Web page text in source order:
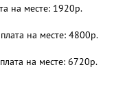
на месте: 1920р.
на месте: 4800р.
на месте: 6720р.